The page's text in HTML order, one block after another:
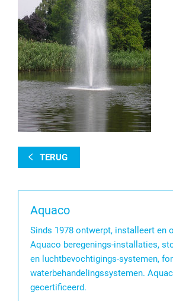
TERUG
Aquaco
Sinds 1978 ontwerpt, installeert en
Aquaco beregenings-installaties,
en luchtbevochtigings-systemen,
waterbehandelingssystemen.
gecertificeerd.